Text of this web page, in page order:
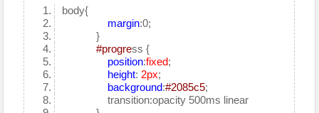
body{
margin:0;
}
#progress {
position:fixed;
height: 2px;
background:#2085c5;
transition:opacity 500ms linear